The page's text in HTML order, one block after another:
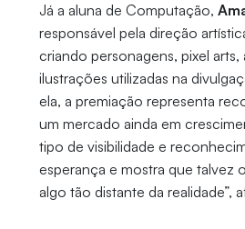
Já a aluna de Computação,
responsável pela direção
criando personagens, pixel arts,
ilustrações utilizadas na
ela, a premiação representa
um mercado ainda em
tipo de visibilidade e
esperança e mostra que talvez
algo tão distante da realidade”,